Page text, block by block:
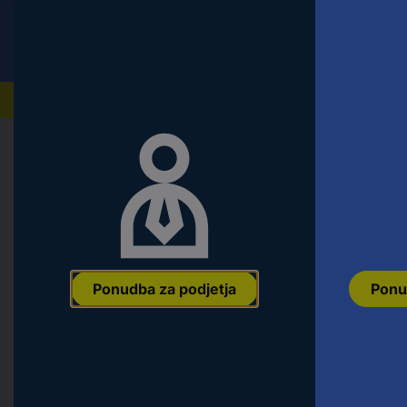
Ponudba za podjetja
Orodje & Delavnica
Manuflex ZB3908.9006
4045916119619 Koda proizvajalca:ZB3908.9006 Št. izdelka: